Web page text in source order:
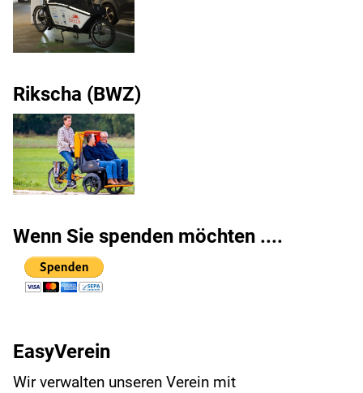
Rikscha (BWZ)
Wenn Sie spenden möchten ....
EasyVerein
Wir verwalten unseren Verein mit